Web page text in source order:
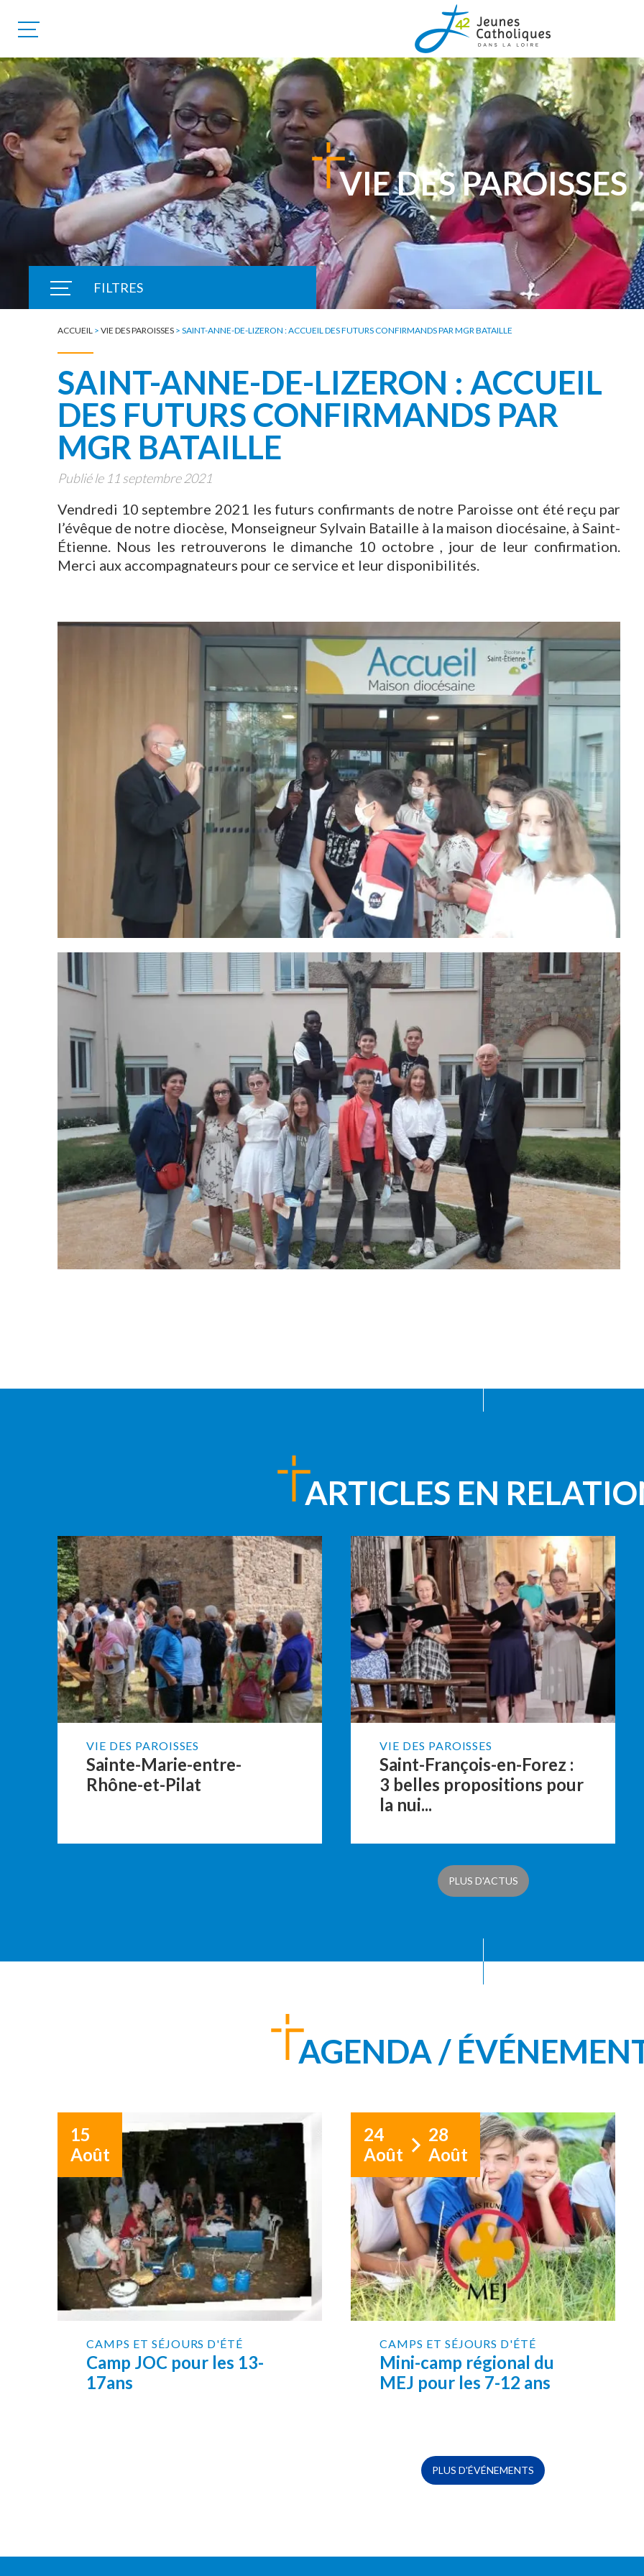
VIE DES PAROISSES
FILTRES
TOUTE L'ACTUALITÉ CARNET OFFICIEL
ACCUEIL > VIE DES PAROISSES > SAINT-ANNE-DE-LIZERON : ACCUEIL DES FUTURS CONFIRMANDS PAR MGR BATAILLE
SAINT-ANNE-DE-LIZERON : ACCUEIL
DES FUTURS CONFIRMANDS PAR
MGR BATAILLE
Publié le 11 septembre 2021
Vendredi 10 septembre 2021 les futurs confirmants de notre Paroisse ont été reçu par
l’évêque de notre diocèse, Monseigneur Sylvain Bataille à la maison diocésaine, à Saint-
Étienne. Nous les retrouverons le dimanche 10 octobre , jour de leur confirmation.
Merci aux accompagnateurs pour ce service et leur disponibilités.
ARTICLES EN
VIE DES PAROISSES
Sainte-Marie-entre-
Rhône-et-Pilat
VIE DES PAROISSES
Saint-François-en-Forez :
3 belles propositions pour
la nui...
PLUS D'ACTUS
AGENDA /
15
Août
CAMPS ET SÉJOURS D'ÉTÉ
Camp JOC pour les 13-
17ans
24
Août
28
Août
CAMPS ET SÉJOURS D'ÉTÉ
Mini-camp régional du
MEJ pour les 7-12 ans
PLUS D'ÉVÉNEMENTS